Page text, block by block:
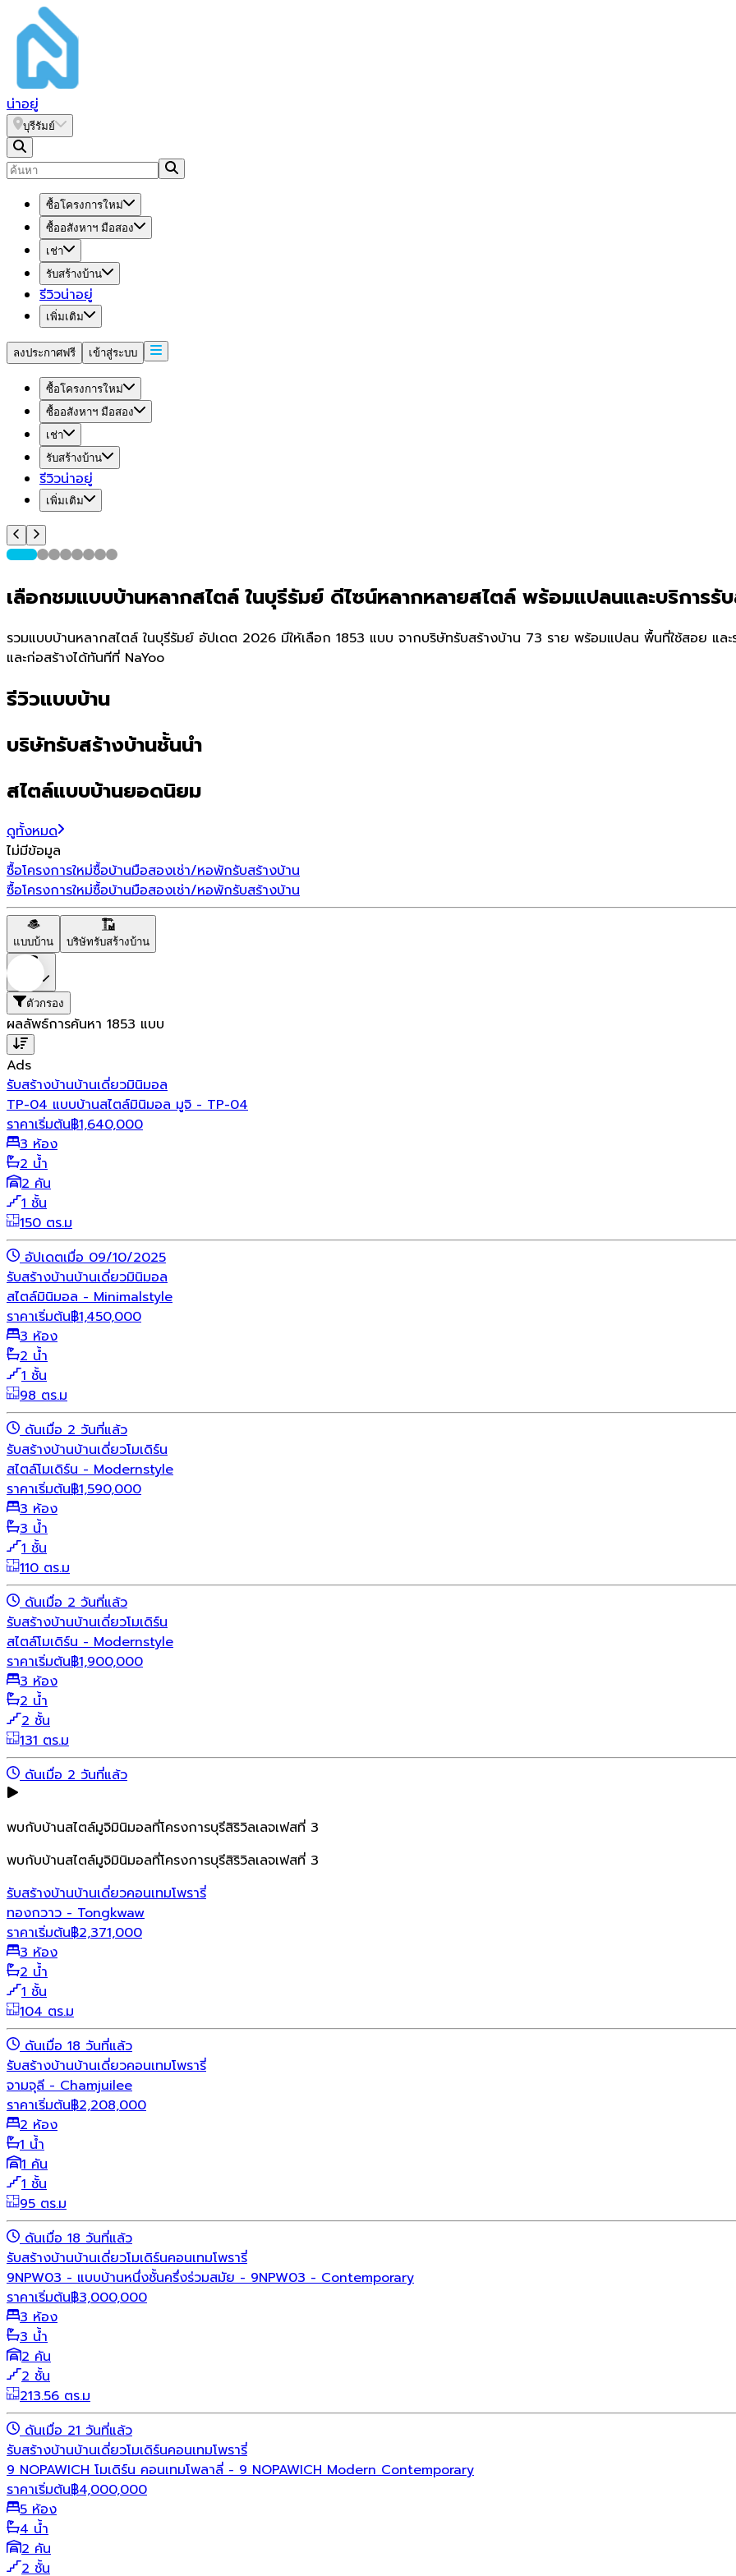
น่าอยู่
บุรีรัมย์
ซื้อโครงการใหม่
ซื้ออสังหาฯ มือสอง
เช่า
รับสร้างบ้าน
รีวิวน่าอยู่
เพิ่มเติม
ลงประกาศฟรี เข้าสู่ระบบ
ซื้อโครงการใหม่
ซื้ออสังหาฯ มือสอง
เช่า
รับสร้างบ้าน
รีวิวน่าอยู่
เพิ่มเติม
เลือกชมแบบบ้านหลากสไตล์ ในบุรีรัมย์ ดีไซน์หลากหลายสไตล์ พร้อมแปลนและบริการรั
รวมแบบบ้านหลากสไตล์ ในบุรีรัมย์ อัปเดต 2026 มีให้เลือก 1853 แบบ จากบริษัทรับสร้างบ้าน 73 ราย พร้อมแปลน พื้นที่ใช้สอย แล
และก่อสร้างได้ทันทีที่ NaYoo
รีวิวแบบบ้าน
บริษัทรับสร้างบ้านชั้นนำ
สไตล์แบบบ้านยอดนิยม
ดูทั้งหมด
ไม่มีข้อมูล
ซื้อโครงการใหม่ซื้อบ้านมือสองเช่า/หอพักรับสร้างบ้าน
ซื้อโครงการใหม่ซื้อบ้านมือสองเช่า/หอพักรับสร้างบ้าน
แบบบ้าน บริษัทรับสร้างบ้าน
ตัวกรอง
ผลลัพธ์การค้นหา 1853 แบบ
Ads
รับสร้างบ้านบ้านเดี่ยวมินิมอล
TP-04 แบบบ้านสไตล์มินิมอล มูจิ - TP-04
ราคาเริ่มต้น฿1,640,000
3 ห้อง
2 น้ำ
2 คัน
1 ชั้น
150 ตร.ม
อัปเดตเมื่อ 09/10/2025
รับสร้างบ้านบ้านเดี่ยวมินิมอล
สไตล์มินิมอล - Minimalstyle
ราคาเริ่มต้น฿1,450,000
3 ห้อง
2 น้ำ
1 ชั้น
98 ตร.ม
ดันเมื่อ 2 วันที่แล้ว
รับสร้างบ้านบ้านเดี่ยวโมเดิร์น
สไตล์โมเดิร์น - Modernstyle
ราคาเริ่มต้น฿1,590,000
3 ห้อง
3 น้ำ
1 ชั้น
110 ตร.ม
ดันเมื่อ 2 วันที่แล้ว
รับสร้างบ้านบ้านเดี่ยวโมเดิร์น
สไตล์โมเดิร์น - Modernstyle
ราคาเริ่มต้น฿1,900,000
3 ห้อง
2 น้ำ
2 ชั้น
131 ตร.ม
ดันเมื่อ 2 วันที่แล้ว
พบกับบ้านสไตล์มูจิมินิมอลที่โครงการบุรีสิริวิลเลจเฟสที่ 3
พบกับบ้านสไตล์มูจิมินิมอลที่โครงการบุรีสิริวิลเลจเฟสที่ 3
รับสร้างบ้านบ้านเดี่ยวคอนเทมโพรารี่
ทองกวาว - Tongkwaw
ราคาเริ่มต้น฿2,371,000
3 ห้อง
2 น้ำ
1 ชั้น
104 ตร.ม
ดันเมื่อ 18 วันที่แล้ว
รับสร้างบ้านบ้านเดี่ยวคอนเทมโพรารี่
จามจุลี - Chamjuilee
ราคาเริ่มต้น฿2,208,000
2 ห้อง
1 น้ำ
1 คัน
1 ชั้น
95 ตร.ม
ดันเมื่อ 18 วันที่แล้ว
รับสร้างบ้านบ้านเดี่ยวโมเดิร์นคอนเทมโพรารี่
9NPW03 - แบบบ้านหนึ่งชั้นครึ่งร่วมสมัย - 9NPW03 - Contemporary
ราคาเริ่มต้น฿3,000,000
3 ห้อง
3 น้ำ
2 คัน
2 ชั้น
213.56 ตร.ม
ดันเมื่อ 21 วันที่แล้ว
รับสร้างบ้านบ้านเดี่ยวโมเดิร์นคอนเทมโพรารี่
9 NOPAWICH โมเดิร์น คอนเทมโพลาลี่ - 9 NOPAWICH Modern Contemporary
ราคาเริ่มต้น฿4,000,000
5 ห้อง
4 น้ำ
2 คัน
2 ชั้น